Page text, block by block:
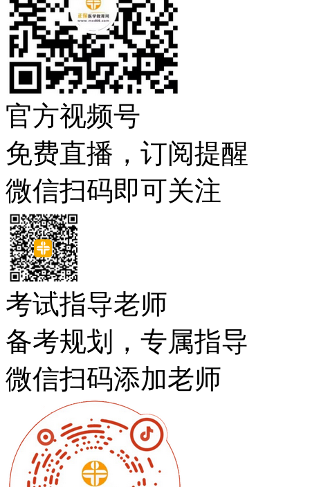
官方视频号
免费直播，订阅提醒
微信扫码即可关注
考试指导老师
备考规划，专属指导
微信扫码添加老师